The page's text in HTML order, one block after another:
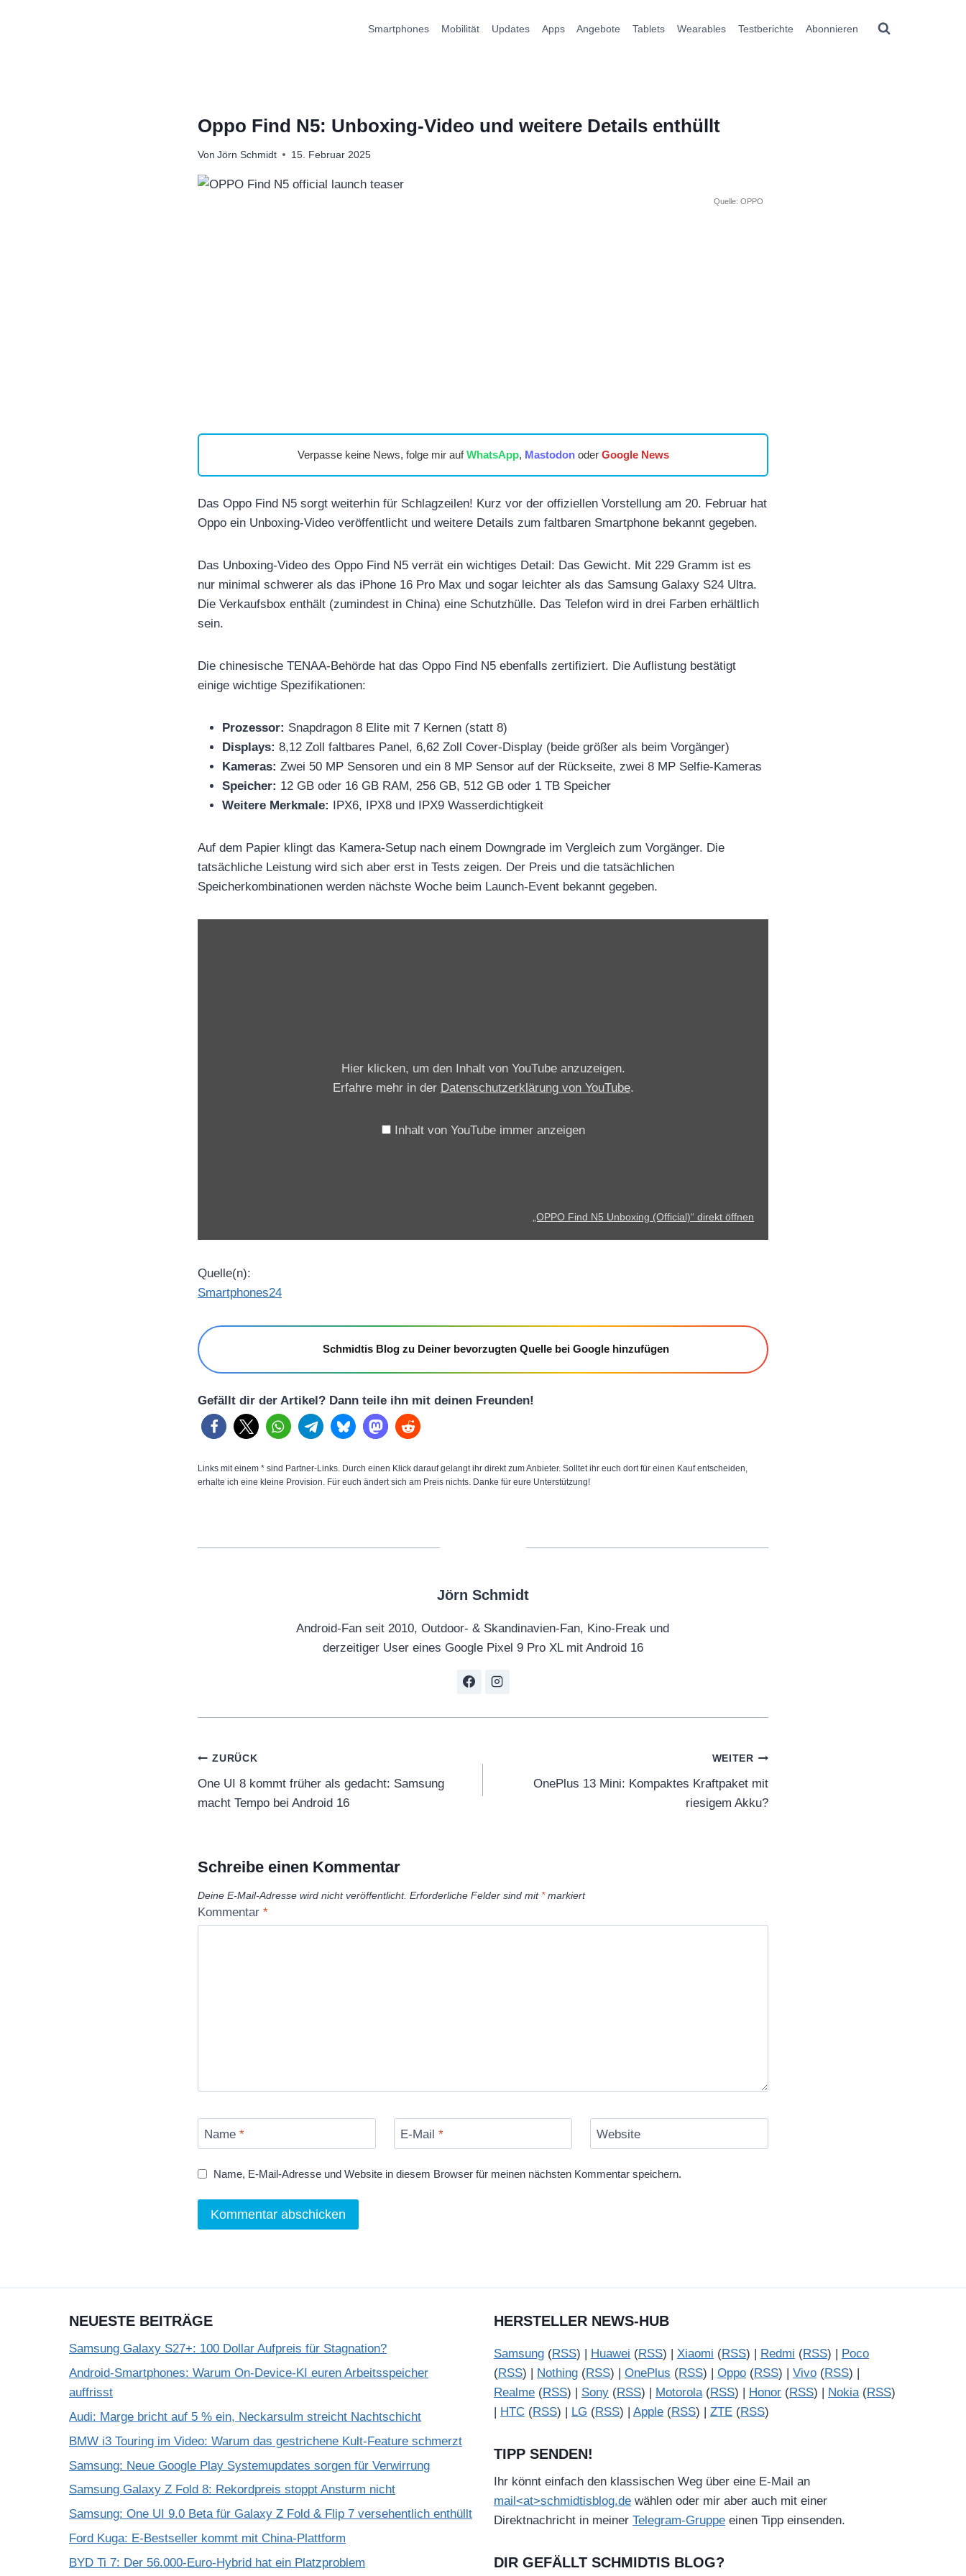
Smartphones Mobilität Updates Apps Angebote Tablets Wearables Testberichte Abonnieren
Oppo Find N5: Unboxing-Video und weitere Details enthüllt
Von Jörn Schmidt 15. Februar 2025
Quelle: OPPO
Verpasse keine News, folge mir aufWhatsApp, Mastodonoder Google News
Das Oppo Find N5 sorgt weiterhin für Schlagzeilen! Kurz vor der offiziellen Vorstellung am 20. Februar hat
Oppo ein Unboxing-Video veröffentlicht und weitere Details zum faltbaren Smartphone bekannt gegeben.
Das Unboxing-Video des Oppo Find N5 verrät ein wichtiges Detail: Das Gewicht. Mit 229 Gramm ist es
nur minimal schwerer als das iPhone 16 Pro Max und sogar leichter als das Samsung Galaxy S24 Ultra.
Die Verkaufsbox enthält (zumindest in China) eine Schutzhülle. Das Telefon wird in drei Farben erhältlich
sein.
Die chinesische TENAA-Behörde hat das Oppo Find N5 ebenfalls zertifiziert. Die Auflistung bestätigt
einige wichtige Spezifikationen:
Prozessor: Snapdragon 8 Elite mit 7 Kernen (statt 8)
Displays: 8,12 Zoll faltbares Panel, 6,62 Zoll Cover-Display (beide größer als beim Vorgänger)
Kameras: Zwei 50 MP Sensoren und ein 8 MP Sensor auf der Rückseite, zwei 8 MP Selfie-Kameras
Speicher: 12 GB oder 16 GB RAM, 256 GB, 512 GB oder 1 TB Speicher
Weitere Merkmale: IPX6, IPX8 und IPX9 Wasserdichtigkeit
Auf dem Papier klingt das Kamera-Setup nach einem Downgrade im Vergleich zum Vorgänger. Die
tatsächliche Leistung wird sich aber erst in Tests zeigen. Der Preis und die tatsächlichen
Speicherkombinationen werden nächste Woche beim Launch-Event bekannt gegeben.
n
d
5
O
f
f
l
Y
u
T
e
Hier klicken, um den Inhalt von YouTube anzuzeigen.
Erfahre mehr in der Datenschutzerklärung von YouTube.
Inhalt von YouTube immer anzeigen
„OPPO Find N5 Unboxing (Official)“ direkt öffnen
Quelle(n):
Smartphones24
Schmidtis Blog zu Deiner bevorzugten Quelle bei Google hinzufügen
Gefällt dir der Artikel? Dann teile ihn mit deinen Freunden!
Links mit einem * sind Partner-Links. Durch einen Klick darauf gelangt ihr direkt zum Anbieter. Solltet ihr euch dort für einen Kauf entscheiden,
erhalte ich eine kleine Provision. Für euch ändert sich am Preis nichts. Danke für eure Unterstützung!
Jörn Schmidt
Android-Fan seit 2010, Outdoor- & Skandinavien-Fan, Kino-Freak und
derzeitiger User eines Google Pixel 9 Pro XL mit Android 16
Beitragsnavigation
ZURÜCK
One UI 8 kommt früher als gedacht: Samsung
macht Tempo bei Android 16
WEITER
OnePlus 13 Mini: Kompaktes Kraftpaket mit
riesigem Akku?
Schreibe einen Kommentar
Deine E-Mail-Adresse wird nicht veröffentlicht. Erforderliche Felder sind mit *markiert
Kommentar *
Name * E-Mail * Website
Name, E-Mail-Adresse und Website in diesem Browser für meinen nächsten Kommentar speichern.
NEUESTE BEITRÄGE
Samsung Galaxy S27+: 100 Dollar Aufpreis für Stagnation?
Android-Smartphones: Warum On-Device-KI euren Arbeitsspeicher
auffrisst
Audi: Marge bricht auf 5 % ein, Neckarsulm streicht Nachtschicht
BMW i3 Touring im Video: Warum das gestrichene Kult-Feature schmerzt
Samsung: Neue Google Play Systemupdates sorgen für Verwirrung
Samsung Galaxy Z Fold 8: Rekordpreis stoppt Ansturm nicht
Samsung: One UI 9.0 Beta für Galaxy Z Fold & Flip 7 versehentlich enthüllt
Ford Kuga: E-Bestseller kommt mit China-Plattform
BYD Ti 7: Der 56.000-Euro-Hybrid hat ein Platzproblem
HERSTELLER NEWS-HUB
Samsung (RSS) | Huawei (RSS) | Xiaomi (RSS) | Redmi (RSS) |
Poco
(RSS) | Nothing (RSS) | OnePlus (RSS) | Oppo (RSS) | Vivo (RSS) |
Realme (RSS) | Sony (RSS) | Motorola(RSS) | Honor (RSS) | Nokia(RSS)
HTC (RSS) | LG (RSS) | Apple (RSS) | ZTE (RSS)
TIPP SENDEN!
Ihr könnt einfach den klassischen Weg über eine E-Mail an
mail<at>schmidtisblog.de wählen oder mir aber auch mit einer
Direktnachricht in meiner Telegram-Gruppe einen Tipp einsenden.
DIR GEFÄLLT SCHMIDTIS BLOG?